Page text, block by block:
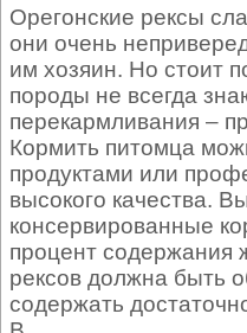
Орегонские рексы
они очень
им хозяин. Но стоит
породы не всегда
перекармливания –
Кормить питомца
продуктами или
высокого качества.
консервированные
процент содержания
рексов должна быть
содержать